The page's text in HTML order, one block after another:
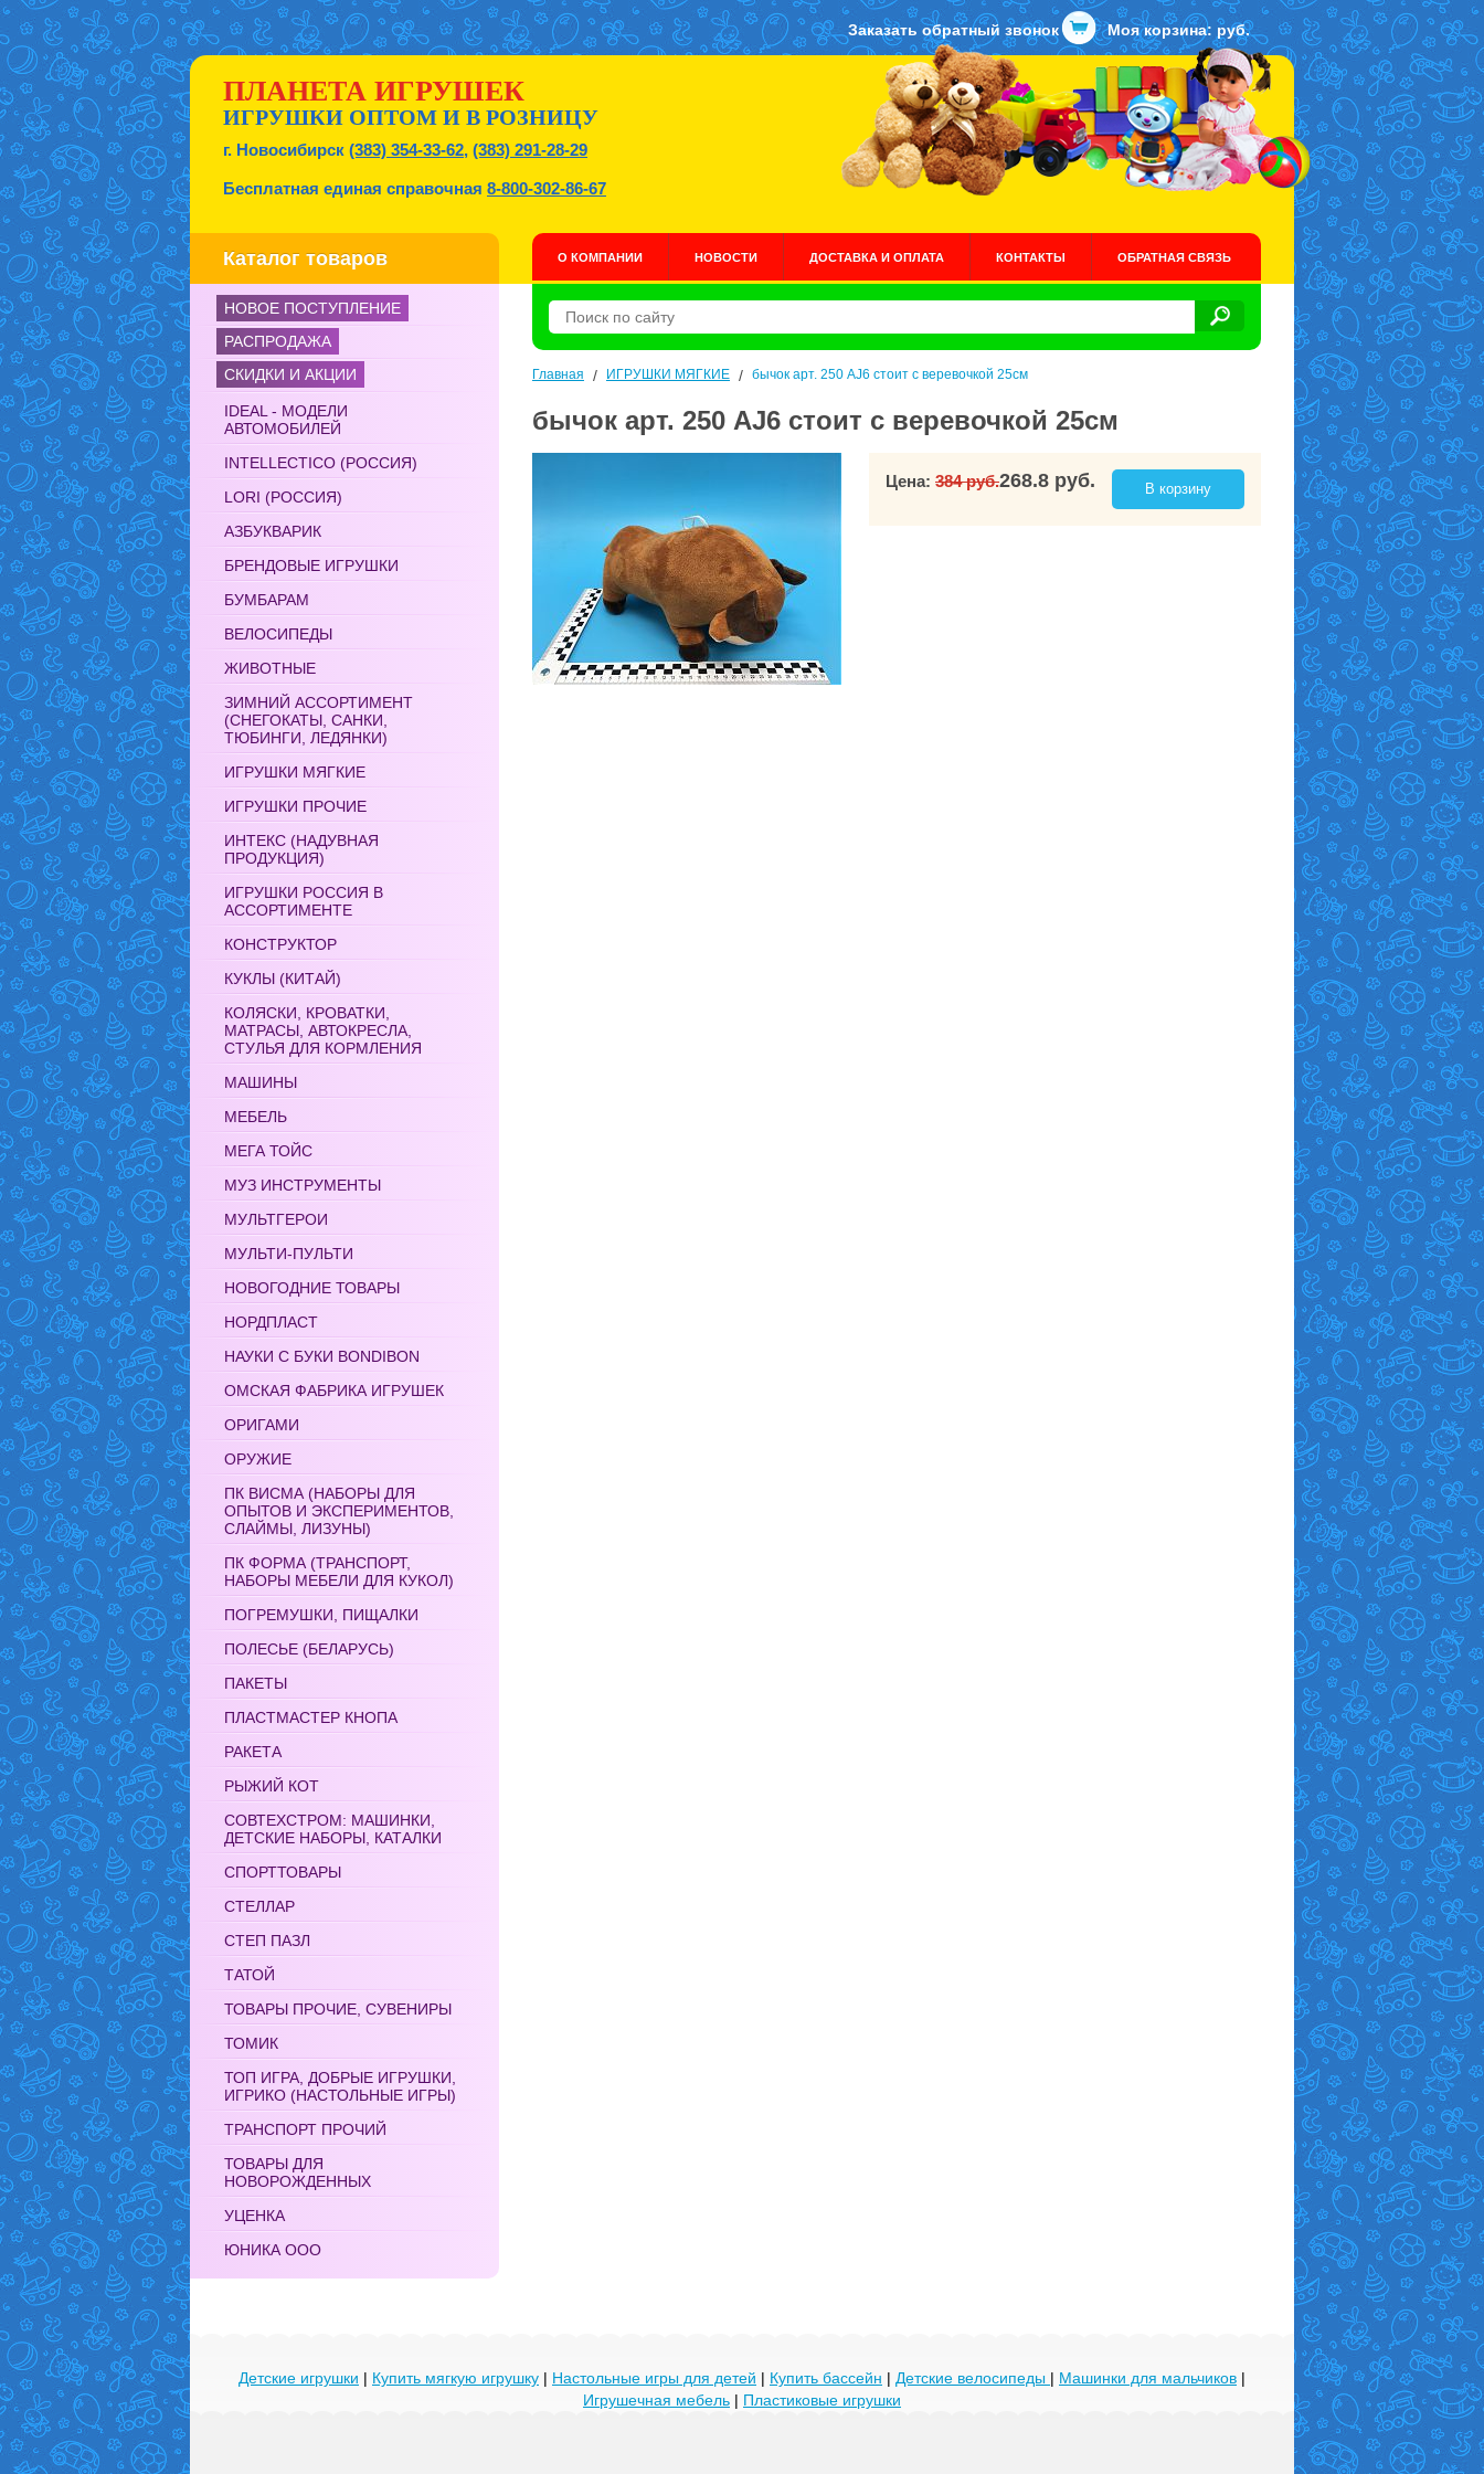
Заказать обратный звонок Моя корзина: руб.
ПЛАНЕТА ИГРУШЕК
ИГРУШКИ ОПТОМ И В РОЗНИЦУ
г. Новосибирск (383) 354-33-62, (383) 291-28-29
Бесплатная единая справочная 8-800-302-86-67
Каталог товаров О КОМПАНИИ НОВОСТИ ДОСТАВКА И ОПЛАТА КОНТАКТЫ ОБРАТНАЯ СВЯЗЬ
НОВОЕ ПОСТУПЛЕНИЕ
РАСПРОДАЖА
СКИДКИ И АКЦИИ
IDEAL - МОДЕЛИ
АВТОМОБИЛЕЙ
INTELLECTICO (РОССИЯ)
LORI (РОССИЯ)
АЗБУКВАРИК
БРЕНДОВЫЕ ИГРУШКИ
БУМБАРАМ
ВЕЛОСИПЕДЫ
ЖИВОТНЫЕ
ЗИМНИЙ АССОРТИМЕНТ
(СНЕГОКАТЫ, САНКИ,
ТЮБИНГИ, ЛЕДЯНКИ)
ИГРУШКИ МЯГКИЕ
ИГРУШКИ ПРОЧИЕ
ИНТЕКС (НАДУВНАЯ
ПРОДУКЦИЯ)
ИГРУШКИ РОССИЯ В
АССОРТИМЕНТЕ
КОНСТРУКТОР
КУКЛЫ (КИТАЙ)
КОЛЯСКИ, КРОВАТКИ,
МАТРАСЫ, АВТОКРЕСЛА,
СТУЛЬЯ ДЛЯ КОРМЛЕНИЯ
МАШИНЫ
МЕБЕЛЬ
МЕГА ТОЙС
МУЗ ИНСТРУМЕНТЫ
МУЛЬТГЕРОИ
МУЛЬТИ-ПУЛЬТИ
НОВОГОДНИЕ ТОВАРЫ
НОРДПЛАСТ
НАУКИ С БУКИ BONDIBON
ОМСКАЯ ФАБРИКА ИГРУШЕК
ОРИГАМИ
ОРУЖИЕ
ПК ВИСМА (НАБОРЫ ДЛЯ
ОПЫТОВ И ЭКСПЕРИМЕНТОВ,
СЛАЙМЫ, ЛИЗУНЫ)
ПК ФОРМА (ТРАНСПОРТ,
НАБОРЫ МЕБЕЛИ ДЛЯ КУКОЛ)
ПОГРЕМУШКИ, ПИЩАЛКИ
ПОЛЕСЬЕ (БЕЛАРУСЬ)
ПАКЕТЫ
ПЛАСТМАСТЕР КНОПА
РАКЕТА
РЫЖИЙ КОТ
СОВТЕХСТРОМ: МАШИНКИ,
ДЕТСКИЕ НАБОРЫ, КАТАЛКИ
СПОРТТОВАРЫ
СТЕЛЛАР
СТЕП ПАЗЛ
ТАТОЙ
ТОВАРЫ ПРОЧИЕ, СУВЕНИРЫ
ТОМИК
ТОП ИГРА, ДОБРЫЕ ИГРУШКИ,
ИГРИКО (НАСТОЛЬНЫЕ ИГРЫ)
ТРАНСПОРТ ПРОЧИЙ
ТОВАРЫ ДЛЯ
НОВОРОЖДЕННЫХ
УЦЕНКА
ЮНИКА ООО
Главная / ИГРУШКИ МЯГКИЕ / бычок арт. 250 AJ6 стоит с веревочкой 25см
бычок арт. 250 AJ6 стоит с веревочкой 25см
Цена: 384 руб.268.8 руб. В корзину
Детские игрушки | Купить мягкую игрушку | Настольные игры для детей | Купить бассейн | Детские велосипеды | Машинки для мальчиков |
Игрушечная мебель | Пластиковые игрушки